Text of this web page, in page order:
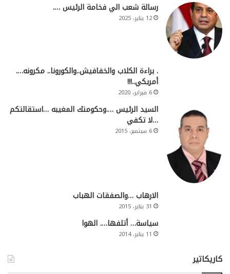
رسالة شعب الي فخامة الرئيس ….
12 يناير، 2025
. براءة الكلاب والخفافيش..والكورونا.. مكرونه….
أمريكي..!!!
6 فبراير، 2020
السيد الرئيس ….وحكومتك المغيبه …استقالتكم
…لا تكفي
6 سبتمبر، 2015
الارهاب …والصفقات الهباب
31 يناير، 2015
سياسة… أتلفها…. الهوا
11 يناير، 2014
كاريكاتير